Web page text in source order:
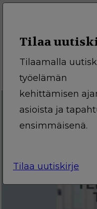
main
content
SVEN
TÄRKEISSÄ
#uutinen
Tilaa
Tilaamalla
työelämän
kehittämisen
asioista ja
ensimmäisenä.
Tilaa uutiskirje